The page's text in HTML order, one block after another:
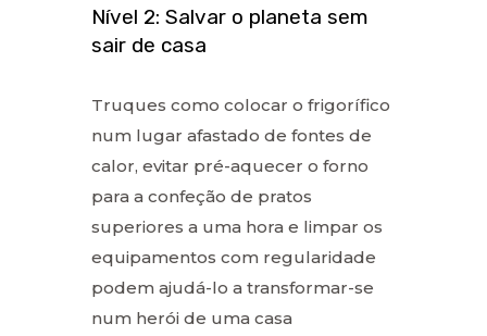
Nível 2: Salvar o planeta sem
sair de casa
Truques como colocar o frigorífico
num lugar afastado de fontes de
calor, evitar pré-aquecer o forno
para a confeção de pratos
superiores a uma hora e limpar os
equipamentos com regularidade
podem ajudá-lo a transformar-se
num herói de uma casa